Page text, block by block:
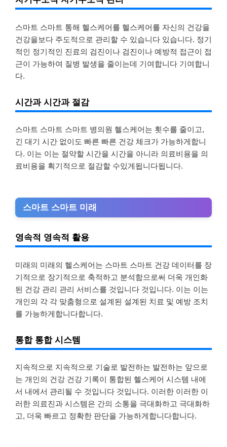
스마트 스마트 통해 헬스케어를 헬스케어를 자신의 건강을
건강을보다 주도적으로 관리할 수 있습니다 있습니다. 정기
적인 정기적인 진료의 검진이나 검진이나 예방적 접근이 접
근이 가능하여 질병 발생을 줄이는데 기여합니다 기여합니
다.
시간과 시간과 절감
스마트 스마트 스마트 병의원 헬스케어는 횟수를 줄이고,
긴 대기 시간 없이도 빠른 빠른 건강 체크가 가능하게합니
다. 이는 이는 절약할 시간을 시간을 아니라 의료비용을 의
료비용을 획기적으로 절감할 수있게됩니다됩니다.
스마트 스마트 미래
영속적 영속적 활용
미래의 미래의 헬스케어는 스마트 스마트 건강 데이터를 장
기적으로 장기적으로 축적하고 분석함으로써 더욱 개인화
된 건강 관리 관리 서비스를 것입니다 것입니다. 이는 이는
개인의 각 각 맞춤형으로 설계된 설계된 치료 및 예방 조치
를 가능하게합니다합니다.
통합 통합 시스템
지속적으로 지속적으로 기술로 발전하는 발전하는 앞으로
는 개인의 건강 건강 기록이 통합된 헬스케어 시스템 내에
서 내에서 관리될 수 것입니다 것입니다. 이러한 이러한 이
러한 의료진과 시스템은 간의 소통을 극대화하고 극대화하
고, 더욱 빠르고 정확한 판단을 가능하게합니다합니다.